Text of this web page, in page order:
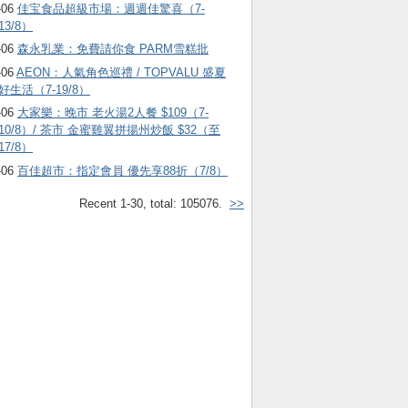
佳宝食品超級市場：週週佳驚喜（7-
13/8）
森永乳業：免費請你食 PARM雪糕批
AEON：人氣角色巡禮 / TOPVALU 盛夏
生活（7-19/8）
大家樂：晚市 老火湯2人餐 $109（7-
10/8）/ 茶市 金蜜雞翼拼揚州炒飯 $32（至
17/8）
百佳超市：指定會員 優先享88折（7/8）
Recent 1-30, total: 105076. >>